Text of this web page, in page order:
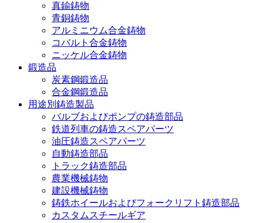
真鍮鋳物
青銅鋳物
アルミニウム合金鋳物
コバルト合金鋳物
ニッケル合金鋳物
鍛造品
炭素鋼鍛造品
合金鋼鍛造品
用途別鋳造製品
バルブおよびポンプの鋳造部品
鉄道列車の鋳造スペアパーツ
油圧鋳造スペアパーツ
自動鋳造部品
トラック鋳造部品
農業機械鋳物
建設機械鋳物
鋳鉄ホイールおよびフォークリフト鋳造部品
カスタムスチールギア